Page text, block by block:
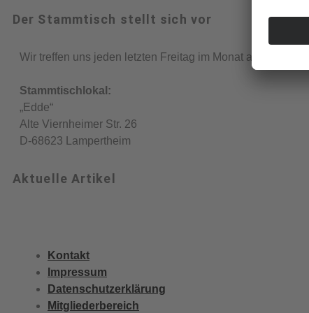
Der Stammtisch stellt sich vor
Wir treffen uns jeden letzten Freitag im Monat ab 19:00 Uhr.
Stammtischlokal:
„Edde“
Alte Viernheimer Str. 26
D-68623 Lampertheim
Aktuelle Artikel
Kontakt
Impressum
Datenschutzerklärung
Mitgliederbereich